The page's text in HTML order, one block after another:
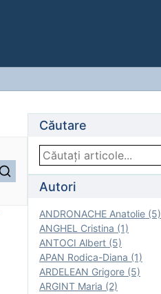
Căutare
Autori
ANDRONACHE Anatolie (5)
ANGHEL Cristina (1)
ANTOCI Albert (5)
APAN Rodica-Diana (1)
ARDELEAN Grigore (5)
ARGINT Maria (2)